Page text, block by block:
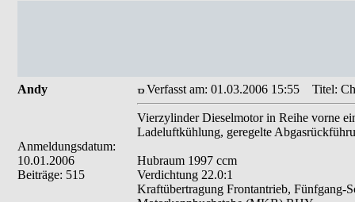
Andy
Anmeldungsdatum:
10.01.2006
Beiträge: 515
Verfasst am: 01.03.2006 15:55 Titel:
Vierzylinder Dieselmotor in Reihe vorne
Ladeluftkühlung, geregelte
Hubraum 1997 ccm
Verdichtung 22.0:1
Kraftübertragung Frontantrieb, Fünfgang-